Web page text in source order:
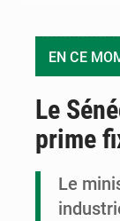
EN CE
Le
prime
Le